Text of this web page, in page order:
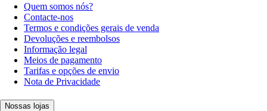
Quem somos nós?
Contacte-nos
Termos e condições gerais de venda
Devoluções e reembolsos
Informação legal
Meios de pagamento
Tarifas e opções de envio
Nota de Privacidade
Nossas lojas